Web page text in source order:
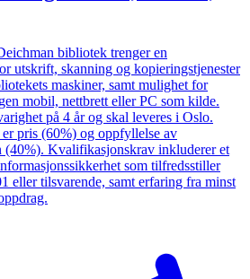
bibliotek trenger en
utskrift, skanning og kopieringstjenester
maskiner, samt mulighet for
mobil, nettbrett eller PC som kilde.
på 4 år og skal leveres i Oslo.
pris (60%) og oppfyllelse av
(40%). Kvalifikasjonskrav inkluderer et
som tilfredsstiller
eller tilsvarende, samt erfaring fra minst